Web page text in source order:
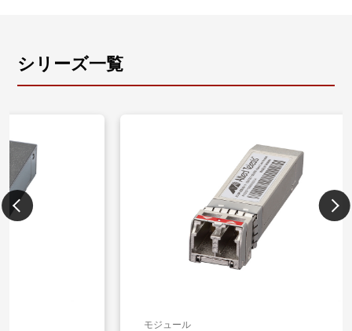
シリーズ一覧